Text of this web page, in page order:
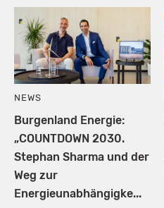
NEWS
Burgenland Energie:
„COUNTDOWN 2030.
Stephan Sharma und der
Weg zur
Energieunabhängigke...